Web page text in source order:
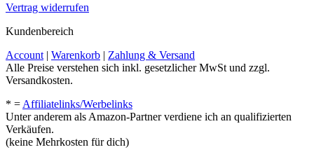
Vertrag widerrufen
Kundenbereich
Account | Warenkorb | Zahlung & Versand
Alle Preise verstehen sich inkl. gesetzlicher MwSt und zzgl.
Versandkosten.
* = Affiliatelinks/Werbelinks
Unter anderem als Amazon-Partner verdiene ich an qualifizierten
Verkäufen.
(keine Mehrkosten für dich)